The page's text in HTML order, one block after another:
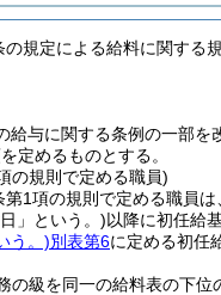
規定による給料に関する
給与に関する条例の一部を
定めるものとする。
の規則で定める職員)
1項の規則で定める職員は
」という。)以降に初任給
う。)別表第6に定める初任
の級を同一の給料表の下位